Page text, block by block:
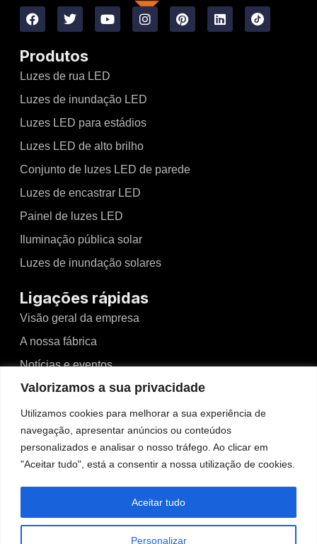
Valorizamos a sua privacidade
Utilizamos cookies para melhorar a sua experiência de
navegação, apresentar anúncios ou conteúdos
personalizados e analisar o nosso tráfego. Ao clicar em
"Aceitar tudo", está a consentir a nossa utilização de cookies.
Personalizar
Aceitar tudo
Produtos
Luzes de rua LED
Luzes de inundação LED
Luzes LED para estádios
Luzes LED de alto brilho
Conjunto de luzes LED de parede
Luzes de encastrar LED
Painel de luzes LED
Iluminação pública solar
Luzes de inundação solares
Ligações rápidas
Visão geral da empresa
A nossa fábrica
Notícias e eventos
Vídeos
Blogues
Contacto
Contacto
No.526, Dong'an North Road, Haizhou, Guzhen,
Zhongshan, Guangdong, China